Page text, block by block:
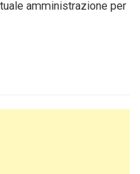
amministrazione per